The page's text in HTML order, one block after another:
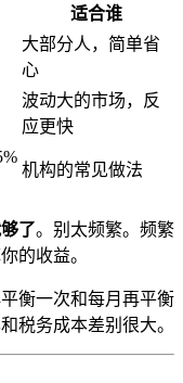
适合谁
大部分人，简单省
心
波动大的市场，反
应更快
机构的常见做法
了。别太频繁。频繁
的收益。
衡一次和每月再平衡
税务成本差别很大。